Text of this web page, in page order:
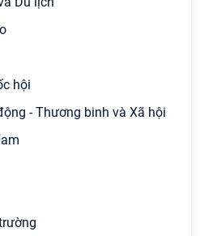
hội
- Thương binh và Xã hội